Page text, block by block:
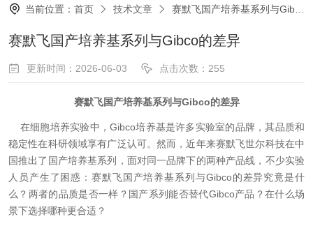
当前位置： 首页 技术文章 ​赛默飞国产培养基系列与Gibco的差异
​赛默飞国产培养基系列与Gibco的差异
更新时间：2026-06-03 点击次数：255
赛默飞国产培养基系列与Gibco的差异
在细胞培养实验中，Gibco培养基是许多实验室的品牌，其品质和
稳定性在科研领域享有广泛认可。然而，近年来赛默飞世尔科技在中
国推出了国产培养基系列，面对同一品牌下的两种产品线，不少实验
人员产生了困惑：赛默飞国产培养基系列与Gibco的差异究竟是什
么？两者的品质是否一样？国产系列能否替代Gibco产品？在什么场
景下选择哪种更合适？